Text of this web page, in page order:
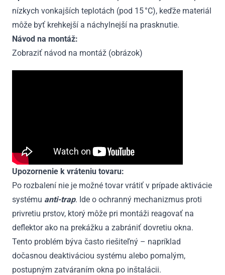
nízkych vonkajších teplotách (pod 15 °C), keďže materiál
môže byť krehkejší a náchylnejší na prasknutie.
Návod na montáž:
Zobraziť návod na montáž (obrázok)
Upozornenie k vráteniu tovaru:
Po rozbalení nie je možné tovar vrátiť v prípade aktivácie
systému anti-trap. Ide o ochranný mechanizmus proti
privretiu prstov, ktorý môže pri montáži reagovať na
deflektor ako na prekážku a zabrániť dovretiu okna.
Tento problém býva často riešiteľný – napríklad
dočasnou deaktiváciou systému alebo pomalým,
postupným zatváraním okna po inštalácii.